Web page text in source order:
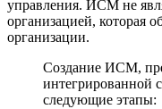
управления. ИСМ не
организацией, которая
организации.
Создание ИСМ,
интегрированной
следующие этапы: